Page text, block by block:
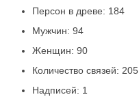
Персон в древе: 184
Мужчин: 94
Женщин: 90
Количество связей: 205
Надписей: 1